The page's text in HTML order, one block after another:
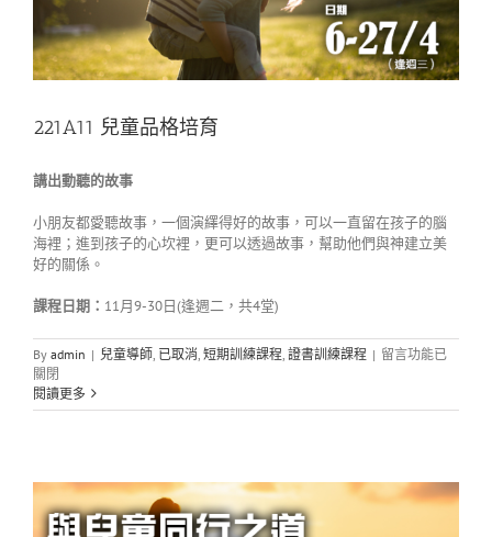
221A11 兒童品格培育
講出動聽的故事
小朋友都愛聽故事，一個演繹得好的故事，可以一直留在孩子的腦
海裡；進到孩子的心坎裡，更可以透過故事，幫助他們與神建立美
好的關係。
課程日期： 11月9-30日(逢週二，共4堂)
By admin | 兒童導師 已取消 短期訓練課程 證書訓練課程 | 在
童
育〉
留言功能已
關閉
閱讀更多